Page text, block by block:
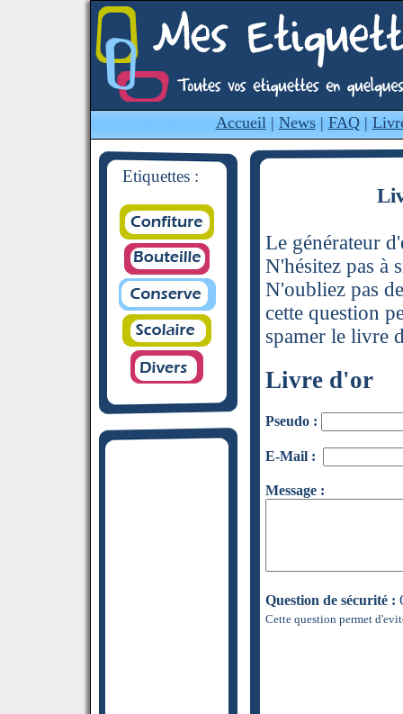
Accueil| News| FAQ|
Etiquettes :
Le générateur
N'hésitez pas à
N'oubliez pas
cette question
spamer le livre
Livre d'or
Pseudo :
E-Mail :
Message :
Question de sécurité :
Cette question permet